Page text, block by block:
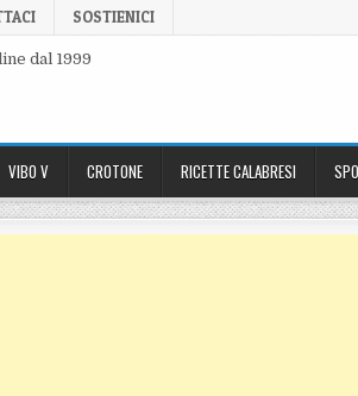
SOSTIENICI
dal 1999
VIBO V CROTONE RICETTE CALABRESI